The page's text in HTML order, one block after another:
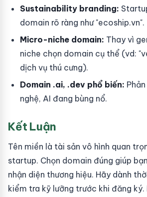
Sustainability branding:
domain rõ ràng như "ecoship.vn".
Micro-niche domain: Thay vì
niche chọn domain cụ thể (vd:
dịch vụ thú cưng).
Domain .ai, .dev phổ biến:
nghệ, AI đang bùng nổ.
Kết Luận
Tên miền là tài sản vô hình quan
startup. Chọn domain đúng giúp
nhận diện thương hiệu. Hãy dành
kiểm tra kỹ lưỡng trước khi đăng ký.